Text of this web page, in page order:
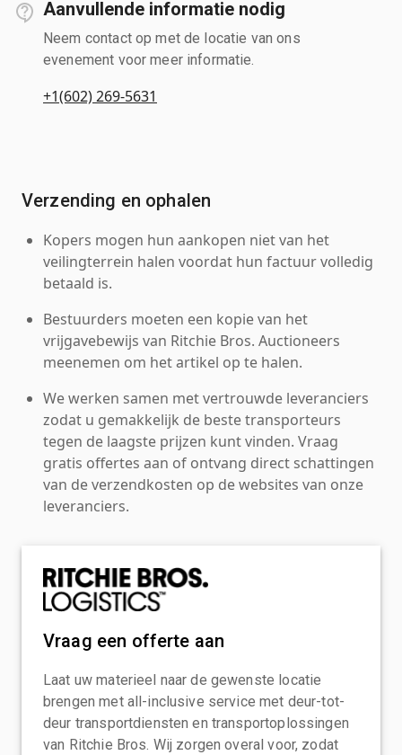
Aanvullende informatie nodig
Neem contact op met de locatie van ons
evenement voor meer informatie.
+1(602) 269-5631
Verzending en ophalen
Kopers mogen hun aankopen niet van het
veilingterrein halen voordat hun factuur volledig
betaald is.
Bestuurders moeten een kopie van het
vrijgavebewijs van Ritchie Bros. Auctioneers
meenemen om het artikel op te halen.
We werken samen met vertrouwde leveranciers
zodat u gemakkelijk de beste transporteurs
tegen de laagste prijzen kunt vinden. Vraag
gratis offertes aan of ontvang direct schattingen
van de verzendkosten op de websites van onze
leveranciers.
Vraag een offerte aan
Laat uw materieel naar de gewenste locatie
brengen met all-inclusive service met deur-tot-
deur transportdiensten en transportoplossingen
van Ritchie Bros. Wij zorgen overal voor, zodat